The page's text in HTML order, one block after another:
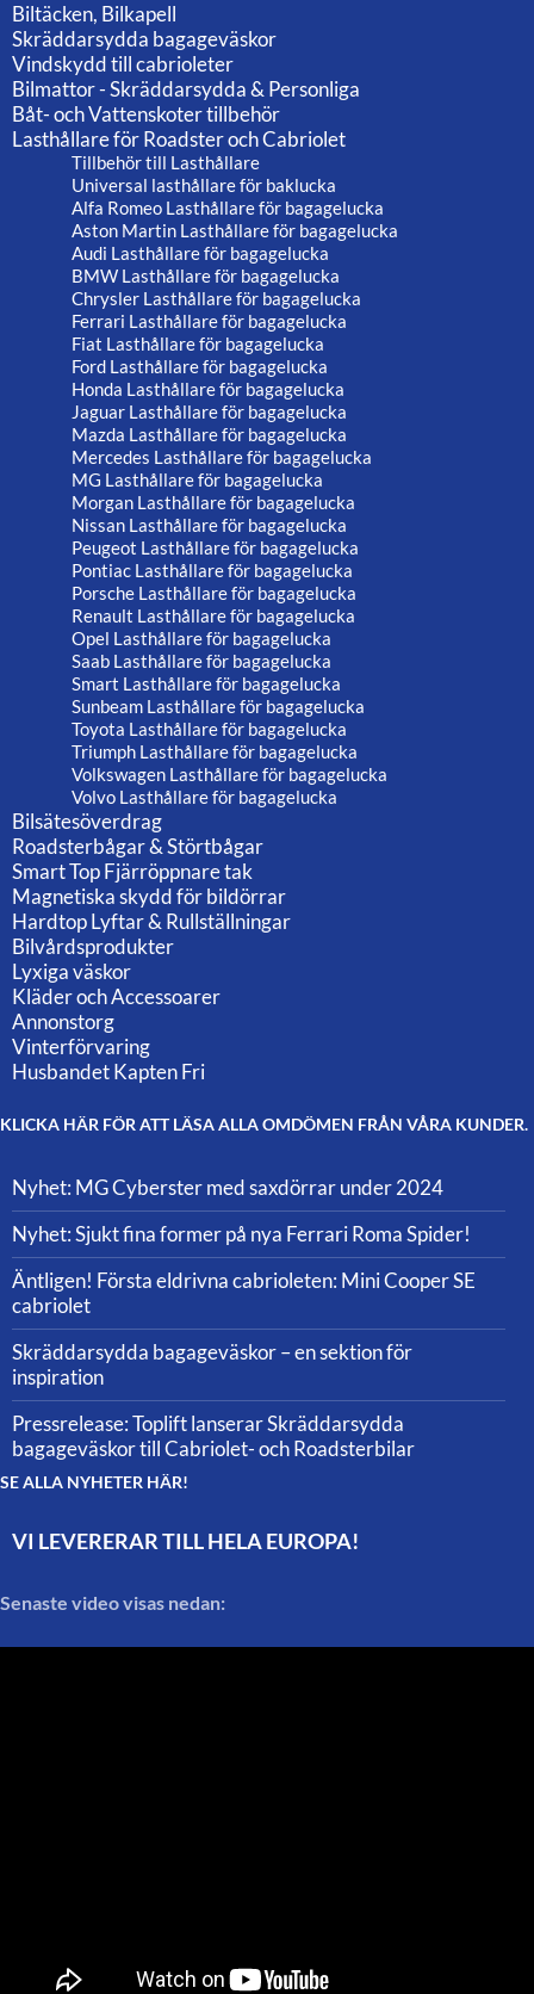
Biltäcken, Bilkapell
Skräddarsydda bagageväskor
Vindskydd till cabrioleter
Bilmattor - Skräddarsydda & Personliga
Båt- och Vattenskoter tillbehör
Lasthållare för Roadster och Cabriolet
Tillbehör till Lasthållare
Universal lasthållare för baklucka
Alfa Romeo Lasthållare för bagagelucka
Aston Martin Lasthållare för bagagelucka
Audi Lasthållare för bagagelucka
BMW Lasthållare för bagagelucka
Chrysler Lasthållare för bagagelucka
Ferrari Lasthållare för bagagelucka
Fiat Lasthållare för bagagelucka
Ford Lasthållare för bagagelucka
Honda Lasthållare för bagagelucka
Jaguar Lasthållare för bagagelucka
Mazda Lasthållare för bagagelucka
Mercedes Lasthållare för bagagelucka
MG Lasthållare för bagagelucka
Morgan Lasthållare för bagagelucka
Nissan Lasthållare för bagagelucka
Peugeot Lasthållare för bagagelucka
Pontiac Lasthållare för bagagelucka
Porsche Lasthållare för bagagelucka
Renault Lasthållare för bagagelucka
Opel Lasthållare för bagagelucka
Saab Lasthållare för bagagelucka
Smart Lasthållare för bagagelucka
Sunbeam Lasthållare för bagagelucka
Toyota Lasthållare för bagagelucka
Triumph Lasthållare för bagagelucka
Volkswagen Lasthållare för bagagelucka
Volvo Lasthållare för bagagelucka
Bilsätesöverdrag
Roadsterbågar & Störtbågar
Smart Top Fjärröppnare tak
Magnetiska skydd för bildörrar
Hardtop Lyftar & Rullställningar
Bilvårdsprodukter
Lyxiga väskor
Kläder och Accessoarer
Annonstorg
Vinterförvaring
Husbandet Kapten Fri
KLICKA HÄR FÖR ATT LÄSA ALLA OMDÖMEN FRÅN VÅRA KUNDER.
Nyhet: MG Cyberster med saxdörrar under 2024
Nyhet: Sjukt fina former på nya Ferrari Roma Spider!
Äntligen! Första eldrivna cabrioleten: Mini Cooper SE
cabriolet
Skräddarsydda bagageväskor – en sektion för
inspiration
Pressrelease: Toplift lanserar Skräddarsydda
bagageväskor till Cabriolet- och Roadsterbilar
SE ALLA NYHETER HÄR!
VI LEVERERAR TILL HELA EUROPA!
Senaste video visas nedan: